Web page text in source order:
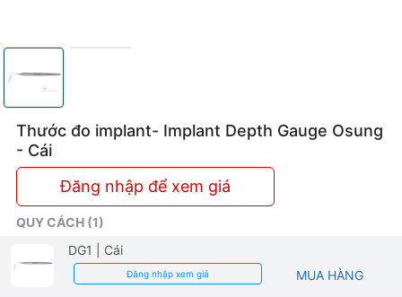
Thước đo implant- Implant Depth Gauge Osung
- Cái
Đăng nhập để xem giá
QUY CÁCH (1)
DG1
| Cái
Đăng nhập xem giá MUA HÀNG